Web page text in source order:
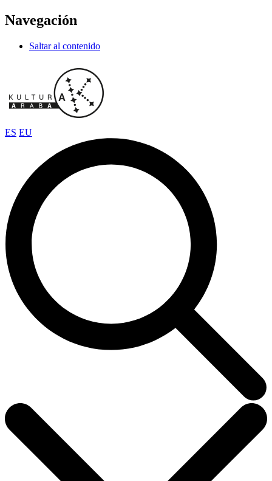
Navegación
Saltar al contenido
ES EU